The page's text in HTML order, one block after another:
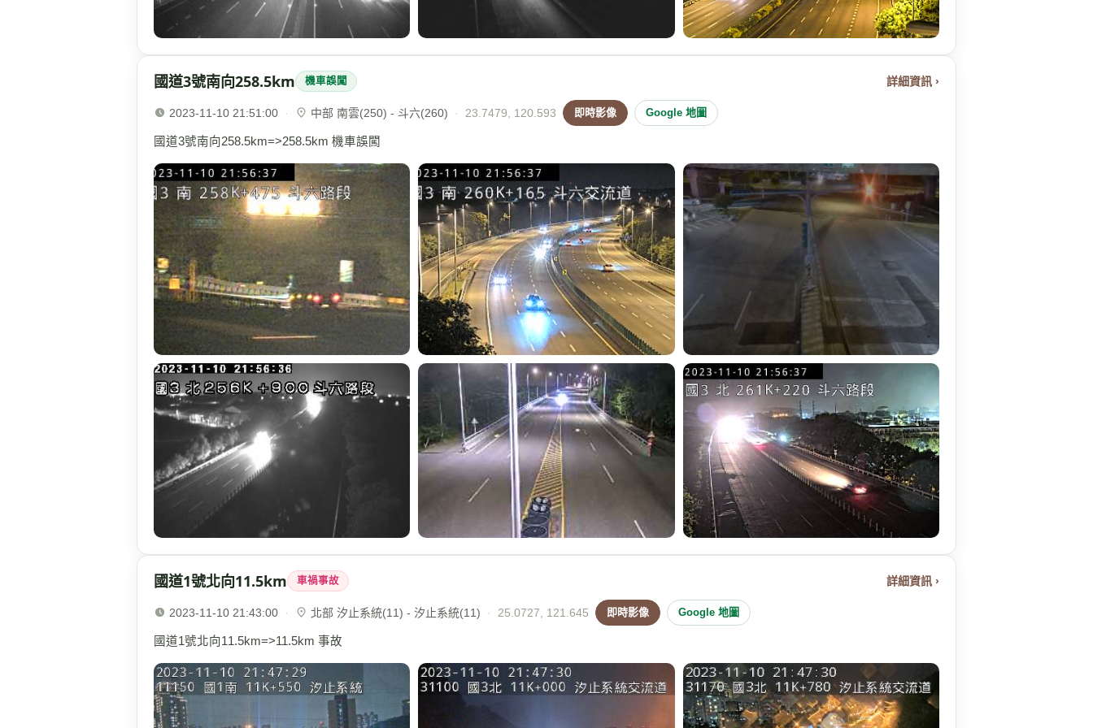
國道3號南向258.5km 機車誤闖 詳細資訊 ›
2023-11-10 21:51:00 · 中部 南雲(250) - 斗六(260) · 23.7479, 120.593 即時影像 Google 地圖
國道3號南向258.5km=>258.5km 機車誤闖
國道1號北向11.5km 車禍事故 詳細資訊 ›
2023-11-10 21:43:00 · 北部 汐止系統(11) - 汐止系統(11) · 25.0727, 121.645 即時影像 Google 地圖
國道1號北向11.5km=>11.5km 事故